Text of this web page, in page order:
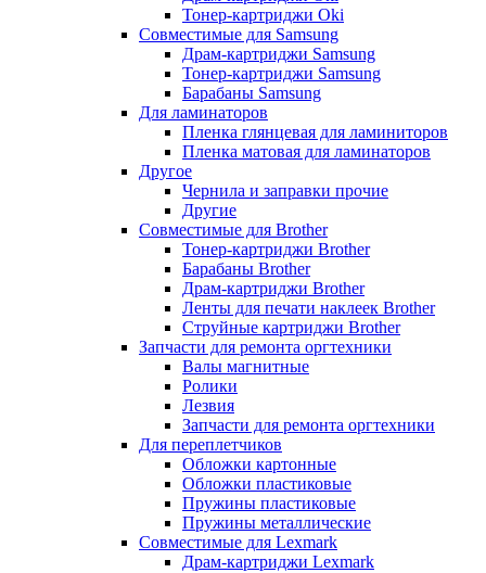
Тонер-картриджи Oki
Совместимые для Samsung
Драм-картриджи Samsung
Тонер-картриджи Samsung
Барабаны Samsung
Для ламинаторов
Пленка глянцевая для ламиниторов
Пленка матовая для ламинаторов
Другое
Чернила и заправки прочие
Другие
Совместимые для Brother
Тонер-картриджи Brother
Барабаны Brother
Драм-картриджи Brother
Ленты для печати наклеек Brother
Струйные картриджи Brother
Запчасти для ремонта оргтехники
Валы магнитные
Ролики
Лезвия
Запчасти для ремонта оргтехники
Для переплетчиков
Обложки картонные
Обложки пластиковые
Пружины пластиковые
Пружины металлические
Совместимые для Lexmark
Драм-картриджи Lexmark